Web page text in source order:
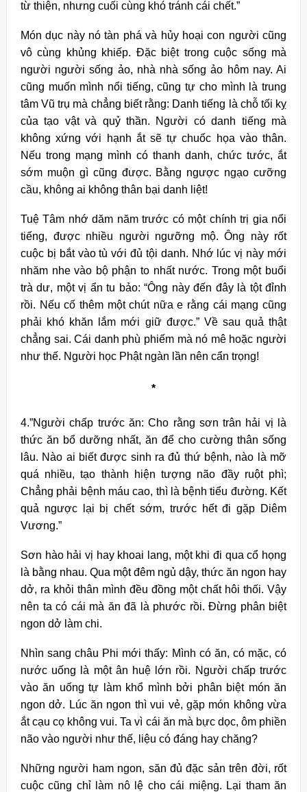
từ thiện, nhưng cuối cùng khó tránh cái chết.”
Món dục này nó tàn phá và hủy hoại con người cũng
vô cùng khủng khiếp. Đặc biệt trong cuộc sống mà
người người sống ảo, nhà nhà sống ảo hôm nay. Ai
cũng muốn mình nổi tiếng, cũng tự cho mình là trung
tâm Vũ trụ mà chẳng biết rằng: Danh tiếng là chỗ tối kỵ
của tạo vật và quỷ thần. Người có danh tiếng mà
không xứng với hạnh ắt sẽ tự chuốc họa vào thân.
Nếu trong mạng mình có thanh danh, chức tước, ắt
sớm muộn gì cũng được. Bằng ngược ngạo cưỡng
cầu, không ai không thân bại danh liệt!
Tuệ Tâm nhớ dăm năm trước có một chính trị gia nổi
tiếng, được nhiều người ngưỡng mộ. Ông này rốt
cuộc bị bắt vào tù với đủ tội danh. Nhớ lúc vị này mới
nhăm nhe vào bộ phận to nhất nước. Trong một buổi
trà dư, một vị ẩn tu bảo: “Ông này đến đây là tột đỉnh
rồi. Nếu cố thêm một chút nữa e rằng cái mạng cũng
phải khó khăn lắm mới giữ được.” Về sau quả thật
chẳng sai. Cái danh phù phiếm mà nó mê hoặc người
như thế. Người học Phật ngàn lần nên cẩn trọng!
*
4.”Người chấp trước ăn: Cho rằng sơn trân hải vị là
thức ăn bổ dưỡng nhất, ăn để cho cường thân sống
lâu. Nào ai biết được sinh ra đủ thứ bệnh, nào là mỡ
quá nhiều, tạo thành hiện tượng não đầy ruột phì;
Chẳng phải bệnh máu cao, thì là bệnh tiểu đường. Kết
quả ngược lại bị chết sớm, trước hết đi gặp Diêm
Vương.”
Sơn hào hải vị hay khoai lang, một khi đi qua cổ họng
là bằng nhau. Qua một đêm ngủ dậy, thức ăn ngon hay
dở, ra khỏi thân mình đều đồng một chất hôi thối. Vậy
nên ta có cái mà ăn đã là phước rồi. Đừng phân biệt
ngon dở làm chi.
Nhìn sang châu Phi mới thấy: Mình có ăn, có mặc, có
nước uống là một ân huệ lớn rồi. Người chấp trước
vào ăn uống tự làm khổ mình bởi phân biệt món ăn
ngon dở. Lúc ăn ngon thì vui vẻ, gặp món không vừa
ắt cạu cọ không vui. Ta vì cái ăn mà bực dọc, ôm phiền
não vào người như thế, liệu có đáng hay chăng?
Những người ham ngon, săn đủ đặc sản trên đời, rốt
cuộc cũng chỉ làm nô lệ cho cái miệng. Lại tham ăn